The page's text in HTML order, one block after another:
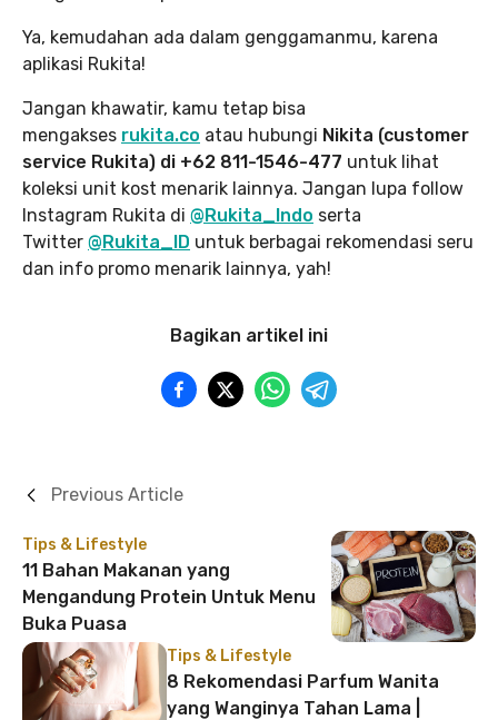
Ya, kemudahan ada dalam genggamanmu, karena
aplikasi Rukita!
Jangan khawatir, kamu tetap bisa
mengakses rukita.co atau hubungi Nikita (customer
service Rukita) di +62 811-1546-477 untuk lihat
koleksi unit kost menarik lainnya. Jangan lupa follow
Instagram Rukita di @Rukita_Indo serta
Twitter @Rukita_ID untuk berbagai rekomendasi seru
dan info promo menarik lainnya, yah!
Bagikan artikel ini
Tips & Lifestyle
11 Bahan Makanan yang
Mengandung Protein Untuk Menu
Buka Puasa
Previous Article
Tips & Lifestyle
8 Rekomendasi Parfum Wanita
yang Wanginya Tahan Lama |